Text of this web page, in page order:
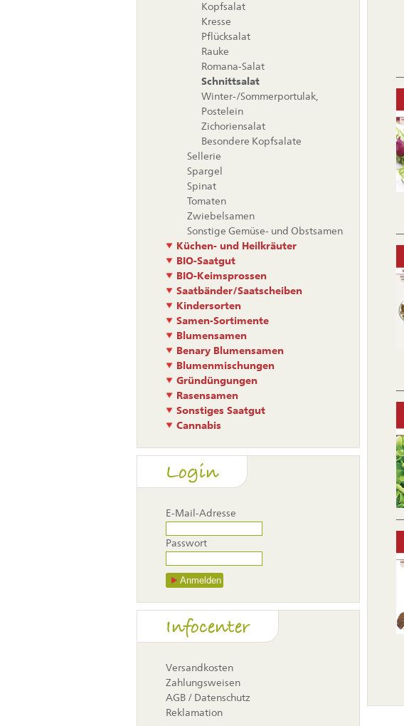
Kopfsalat
Kresse
Pflücksalat
Rauke
Romana-Salat
Schnittsalat
Winter-/Sommerportulak,
Postelein
Zichoriensalat
Besondere Kopfsalate
Sellerie
Spargel
Spinat
Tomaten
Zwiebelsamen
Sonstige Gemüse- und Obstsamen
Küchen- und Heilkräuter
BIO-Saatgut
BIO-Keimsprossen
Saatbänder/Saatscheiben
Kindersorten
Samen-Sortimente
Blumensamen
Benary Blumensamen
Blumenmischungen
Gründüngungen
Rasensamen
Sonstiges Saatgut
Cannabis
Login
E-Mail-Adresse
Passwort
Anmelden
Infocenter
Versandkosten
Zahlungsweisen
AGB / Datenschutz
Reklamation